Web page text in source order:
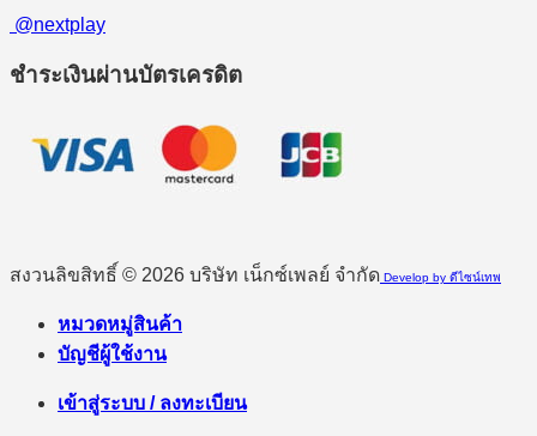
@nextplay
ชำระเงินผ่านบัตรเครดิต
สงวนลิขสิทธิ์ © 2026 บริษัท เน็กซ์เพลย์ จำกัด Develop by ดีไซน์เทพ
หมวดหมู่สินค้า
บัญชีผู้ใช้งาน
เข้าสู่ระบบ / ลงทะเบียน